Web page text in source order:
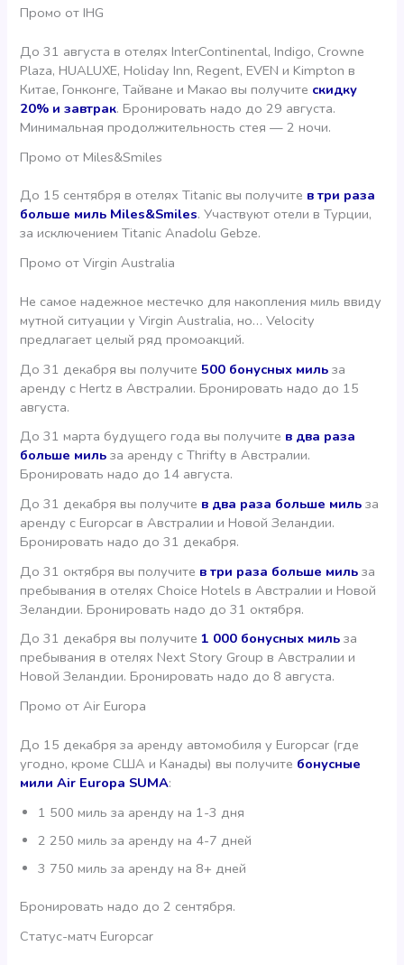
Промо от IHG
До 31 августа в отелях InterContinental, Indigo, Crowne
Plaza, HUALUXE, Holiday Inn, Regent, EVEN и Kimpton в
Китае, Гонконге, Тайване и Макао вы получите скидку
20% и завтрак. Бронировать надо до 29 августа.
Минимальная продолжительность стея — 2 ночи.
Промо от Miles&Smiles
До 15 сентября в отелях Titanic вы получите в три раза
больше миль Miles&Smiles. Участвуют отели в Турции,
за исключением Titanic Anadolu Gebze.
Промо от Virgin Australia
Не самое надежное местечко для накопления миль ввиду
мутной ситуации у Virgin Australia, но… Velocity
предлагает целый ряд промоакций.
До 31 декабря вы получите500 бонусных миль за
аренду с Hertz в Австралии. Бронировать надо до 15
августа.
До 31 марта будущего года вы получите в два раза
больше миль за аренду с Thrifty в Австралии.
Бронировать надо до 14 августа.
До 31 декабря вы получите в два раза больше миль за
аренду с Europcar в Австралии и Новой Зеландии.
Бронировать надо до 31 декабря.
До 31 октября вы получите в три раза больше миль за
пребывания в отелях Choice Hotels в Австралии и Новой
Зеландии. Бронировать надо до 31 октября.
До 31 декабря вы получите1 000 бонусных миль за
пребывания в отелях Next Story Group в Австралии и
Новой Зеландии. Бронировать надо до 8 августа.
Промо от Air Europa
До 15 декабря за аренду автомобиля у Europcar (где
угодно, кроме США и Канады) вы получите бонусные
мили Air Europa SUMA:
1 500 миль за аренду на 1-3 дня
2 250 миль за аренду на 4-7 дней
3 750 миль за аренду на 8+ дней
Бронировать надо до 2 сентября.
Статус-матч Europcar